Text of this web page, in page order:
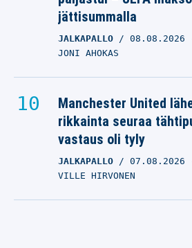
jättisummalla
JALKAPALLO 08.08.2026
JONI AHOKAS
Manchester United
rikkainta seuraa
vastaus oli tyly
JALKAPALLO 07.08.2026
VILLE HIRVONEN